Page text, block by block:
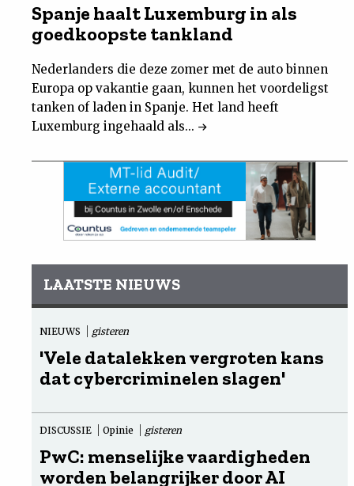
Spanje haalt Luxemburg in als
goedkoopste tankland
Nederlanders die deze zomer met de auto binnen
Europa op vakantie gaan, kunnen het voordeligst
tanken of laden in Spanje. Het land heeft
Luxemburg ingehaald als...
LAATSTE NIEUWS
NIEUWS gisteren
'Vele datalekken vergroten kans
dat cybercriminelen slagen'
DISCUSSIE Opinie gisteren
PwC: menselijke vaardigheden
worden belangrijker door AI